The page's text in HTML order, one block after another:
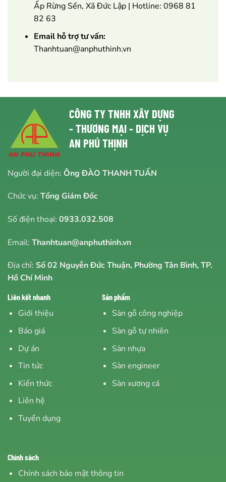
Ấp Rừng Sến, Xã Đức Lập | Hotline: 0968 81
82 63
Email hỗ trợ tư vấn:
Thanhtuan@anphuthinh.vn
CÔNG TY TNHH XÂY DỰNG
- THƯƠNG MẠI - DỊCH VỤ
AN PHÚ THỊNH
Người đại diện: Ông ĐÀO THANH TUẤN
Chức vụ: Tổng Giám Đốc
Số điện thoại: 0933.032.508
Email: Thanhtuan@anphuthinh.vn
Địa chỉ: Số 02 Nguyễn Đức Thuận, Phường Tân Bình, TP.
Hồ Chí Minh
Liên kết nhanh
Giới thiệu
Báo giá
Dự án
Tin tức
Kiến thức
Liên hệ
Tuyển dụng
Sản phẩm
Sàn gỗ công nghiệp
Sàn gỗ tự nhiên
Sàn nhựa
Sàn engineer
Sàn xương cá
Chính sách
Chính sách bảo mật thông tin